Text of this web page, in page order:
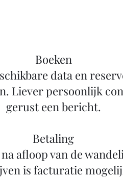
Boeken
data en
Liever persoonlijk
gerust een bericht.
Betaling
afloop van de
is facturatie